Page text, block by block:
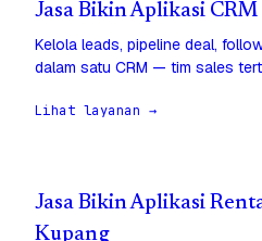
Jasa Bikin Aplikasi
Kelola leads, pipeline deal,
dalam satu CRM — tim sales
Lihat layanan →
Jasa Bikin Aplikasi
Kupang